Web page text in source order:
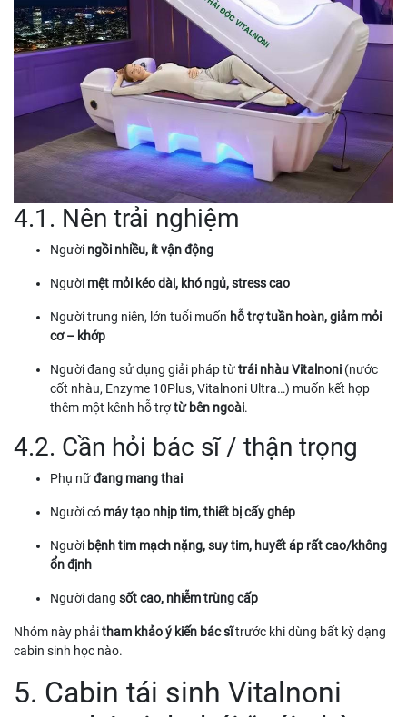
4.1. Nên trải nghiệm
Người ngồi nhiều, ít vận động
Người mệt mỏi kéo dài, khó ngủ, stress cao
Người trung niên, lớn tuổi muốn hỗ trợ tuần hoàn, giảm mỏi
cơ – khớp
Người đang sử dụng giải pháp từtrái nhàu Vitalnoni (nước
cốt nhàu, Enzyme 10Plus, Vitalnoni Ultra…) muốn kết hợp
thêm một kênh hỗ trợtừ bên ngoài.
4.2. Cần hỏi bác sĩ / thận trọng
Phụ nữđang mang thai
Người có máy tạo nhịp tim, thiết bị cấy ghép
Người bệnh tim mạch nặng, suy tim, huyết áp rất cao/không
ổn định
Người đang sốt cao, nhiễm trùng cấp
Nhóm này phảitham khảo ý kiến bác sĩtrước khi dùng bất kỳ dạng
cabin sinh học nào.
5. Cabin tái sinh Vitalnoni